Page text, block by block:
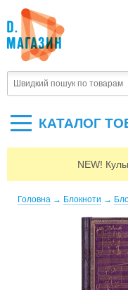
КАТАЛОГ
NEW!
Головна → Блокноти →